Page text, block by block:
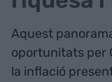
Aquest
oportunitats per
la inflació